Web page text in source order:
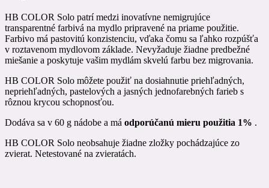
HB COLOR Solo patrí medzi inovatívne nemigrujúce
transparentné farbivá na mydlo pripravené na priame použitie.
Farbivo má pastovitú konzistenciu, vďaka čomu sa ľahko rozpúšťa
v roztavenom mydlovom základe. Nevyžaduje žiadne predbežné
miešanie a poskytuje vašim mydlám skvelú farbu bez migrovania.
HB COLOR Solo môžete použiť na dosiahnutie priehľadných,
nepriehľadných, pastelových a jasných jednofarebných farieb s
rôznou krycou schopnosťou.
Dodáva sa v 60 g nádobe a má odporúčanú mieru použitia 1% .
HB COLOR Solo neobsahuje žiadne zložky pochádzajúce zo
zvierat. Netestované na zvieratách.